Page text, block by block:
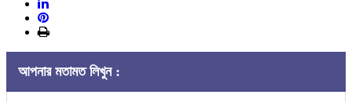
আপনার মতামত লিখুন :